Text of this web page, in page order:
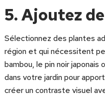
5. Ajoutez
Sélectionnez des plantes
région et qui nécessitent
bambou, le pin noir
dans votre jardin pour
créer un contraste visuel